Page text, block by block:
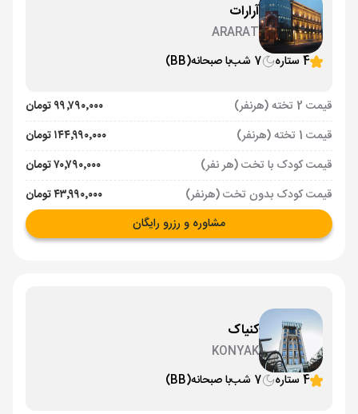
آرارات
ARARAT
4 ستاره
7 شب با صبحانه(BB)
قیمت 2 تخته (هرنفر)
۹۹٬۷۹۰٬۰۰۰ تومان
قیمت 1 تخته (هرنفر)
۱۴۴٬۹۹۰٬۰۰۰ تومان
قیمت کودک با تخت (هر نفر)
۷۰٬۷۹۰٬۰۰۰ تومان
قیمت کودک بدون تخت (هرنفر)
۴۳٬۹۹۰٬۰۰۰ تومان
مشاوره و رزرو رایگان
کنیاک
KONYAK
4 ستاره
7 شب با صبحانه(BB)